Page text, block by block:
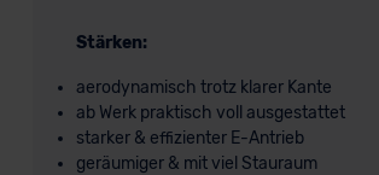
Stärken:
aerodynamisch trotz klarer Kante
ab Werk praktisch voll ausgestattet
starker & effizienter E-Antrieb
geräumiger & mit viel Stauraum